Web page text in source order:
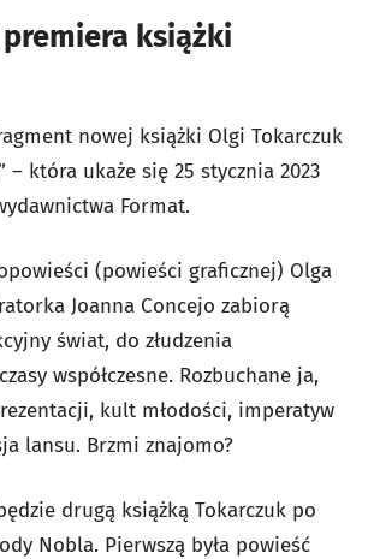
książki
nowej książki Olgi Tokarczuk
– która ukaże się 25 stycznia 2023
Format.
(powieści graficznej) Olga
Joanna Concejo zabiorą
świat, do złudzenia
współczesne. Rozbuchane ja,
kult młodości, imperatyw
lansu. Brzmi znajomo?
drugą książką Tokarczuk po
Nobla. Pierwszą była powieść